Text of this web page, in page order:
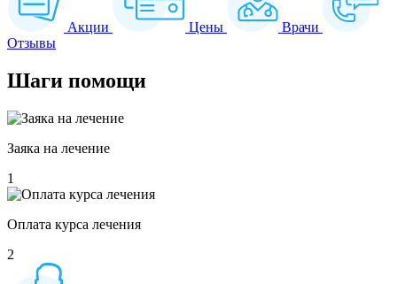
Акции Цены
Врачи
Отзывы
Шаги помощи
Заяка на лечение
1
Оплата курса лечения
2